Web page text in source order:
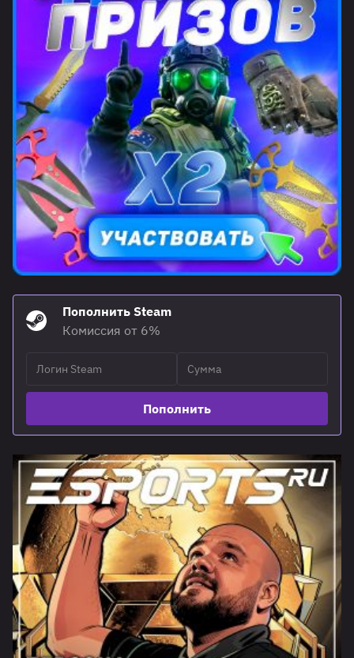
Пополнить Steam
Комиссия от 6%
Пополнить